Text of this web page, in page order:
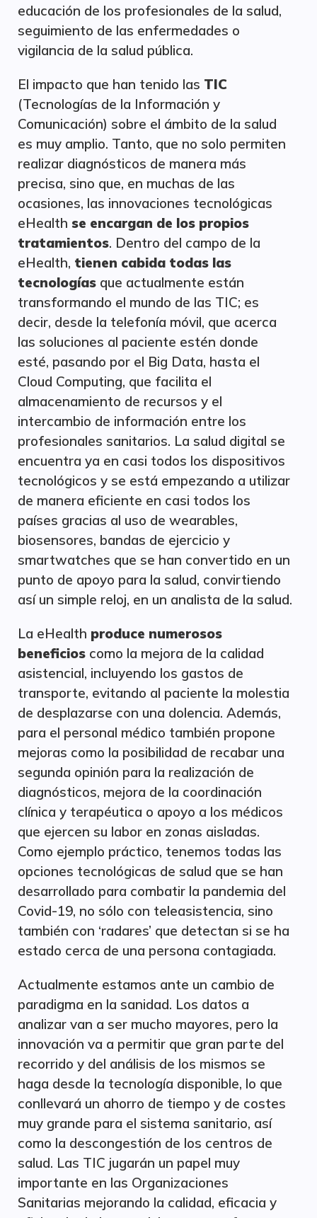
educación de los profesionales de la salud,
seguimiento de las enfermedades o
vigilancia de la salud pública.
El impacto que han tenido las TIC
(Tecnologías de la Información y
Comunicación) sobre el ámbito de la salud
es muy amplio. Tanto, que no solo permiten
realizar diagnósticos de manera más
precisa, sino que, en muchas de las
ocasiones, las innovaciones tecnológicas
eHealth se encargan de los propios
tratamientos. Dentro del campo de la
eHealth, tienen cabida todas las
tecnologías que actualmente están
transformando el mundo de las TIC; es
decir, desde la telefonía móvil, que acerca
las soluciones al paciente estén donde
esté, pasando por el Big Data, hasta el
Cloud Computing, que facilita el
almacenamiento de recursos y el
intercambio de información entre los
profesionales sanitarios. La salud digital se
encuentra ya en casi todos los dispositivos
tecnológicos y se está empezando a utilizar
de manera eficiente en casi todos los
países gracias al uso de wearables,
biosensores, bandas de ejercicio y
smartwatches que se han convertido en un
punto de apoyo para la salud, convirtiendo
así un simple reloj, en un analista de la salud.
La eHealth produce numerosos
beneficios como la mejora de la calidad
asistencial, incluyendo los gastos de
transporte, evitando al paciente la molestia
de desplazarse con una dolencia. Además,
para el personal médico también propone
mejoras como la posibilidad de recabar una
segunda opinión para la realización de
diagnósticos, mejora de la coordinación
clínica y terapéutica o apoyo a los médicos
que ejercen su labor en zonas aisladas.
Como ejemplo práctico, tenemos todas las
opciones tecnológicas de salud que se han
desarrollado para combatir la pandemia del
Covid-19, no sólo con teleasistencia, sino
también con ‘radares’ que detectan si se ha
estado cerca de una persona contagiada.
Actualmente estamos ante un cambio de
paradigma en la sanidad. Los datos a
analizar van a ser mucho mayores, pero la
innovación va a permitir que gran parte del
recorrido y del análisis de los mismos se
haga desde la tecnología disponible, lo que
conllevará un ahorro de tiempo y de costes
muy grande para el sistema sanitario, así
como la descongestión de los centros de
salud. Las TIC jugarán un papel muy
importante en las Organizaciones
Sanitarias mejorando la calidad, eficacia y